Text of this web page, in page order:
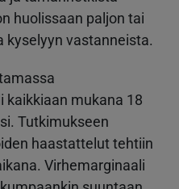
huolissaan paljon tai
kyselyyn vastanneista.
kaikkiaan mukana 18
Tutkimukseen
haastattelut tehtiin
Virhemarginaali